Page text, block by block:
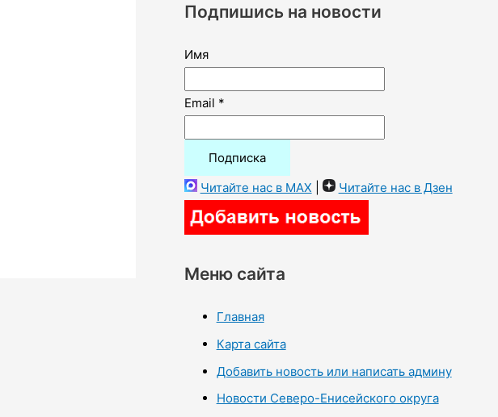
Подпишись на новости
Имя
Email *
Читайте нас в MAX Читайте нас в Дзен
Меню сайта
Главная
Карта сайта
Добавить новость или написать админу
Новости Северо-Енисейского округа